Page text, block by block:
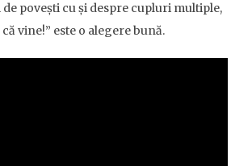
povești cu și despre cupluri multiple,
vine!” este o alegere bună.